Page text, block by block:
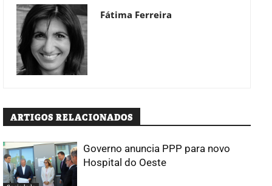
Fátima Ferreira
ARTIGOS RELACIONADOS
Governo anuncia PPP para novo
Hospital do Oeste